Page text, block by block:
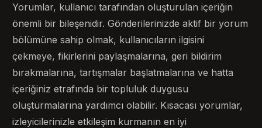
Yorumlar, kullanıcı tarafından oluşturulan içeriğin
önemli bir bileşenidir. Gönderilerinizde aktif bir yorum
bölümüne sahip olmak, kullanıcıların ilgisini
çekmeye, fikirlerini paylaşmalarına, geri bildirim
bırakmalarına, tartışmalar başlatmalarına ve hatta
içeriğiniz etrafında bir topluluk duygusu
oluşturmalarına yardımcı olabilir. Kısacası yorumlar,
izleyicilerinizle etkileşim kurmanın en iyi